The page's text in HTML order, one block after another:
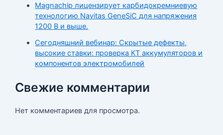
Magnachip лицензирует карбидокремниевую
технологию Navitas GeneSiC для напряжения
1200 В и выше.
Сегодняшний вебинар: Скрытые дефекты,
высокие ставки: проверка КТ аккумуляторов и
компонентов электромобилей
Свежие комментарии
Нет комментариев для просмотра.